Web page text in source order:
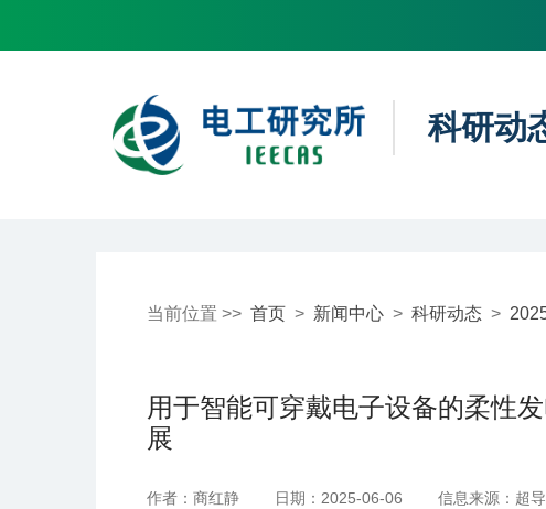
科研动
当前位置 >> 首页 > 新闻中心 > 科研动态 >
用于智能可穿戴电子设备的柔性
展
作者：商红静 日期：2025-06-06 信息来源：超